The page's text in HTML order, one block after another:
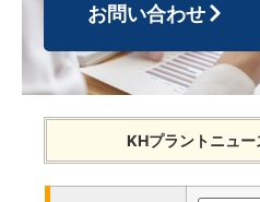
お問い合わせ
KHプラントニュ